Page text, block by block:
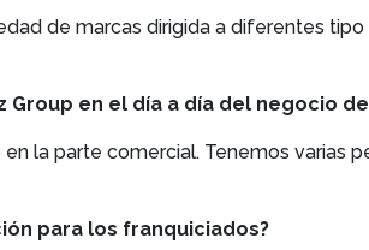
de marcas dirigida a diferentes
en el día a día del negocio
la parte comercial. Tenemos varias
para los franquiciados?